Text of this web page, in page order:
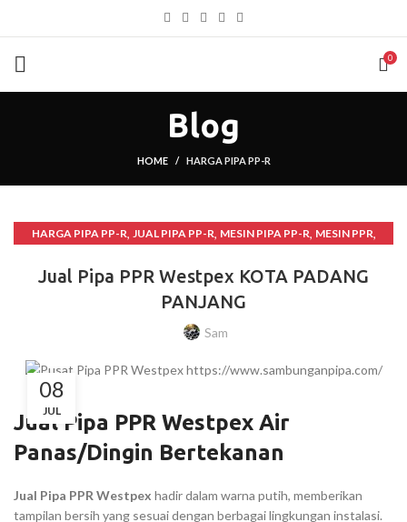
0
Blog
HOME HARGA PIPA PP-R
HARGA PIPA PP-R, JUAL PIPA PP-R, MESIN PIPA PP-R, MESIN PPR,
Jual Pipa PPR Westpex KOTA PADANG
PANJANG
Sam
08
JUL
Jual Pipa PPR Westpex Air
Panas/Dingin Bertekanan
Jual Pipa PPR Westpex hadir dalam warna putih, memberikan
tampilan bersih yang sesuai dengan berbagai lingkungan instalasi.